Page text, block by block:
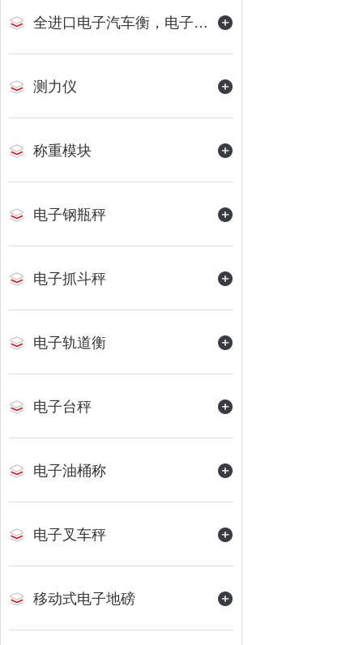
全进口电子汽车衡，电子地磅
测力仪
称重模块
电子钢瓶秤
电子抓斗秤
电子轨道衡
电子台秤
电子油桶称
电子叉车秤
移动式电子地磅